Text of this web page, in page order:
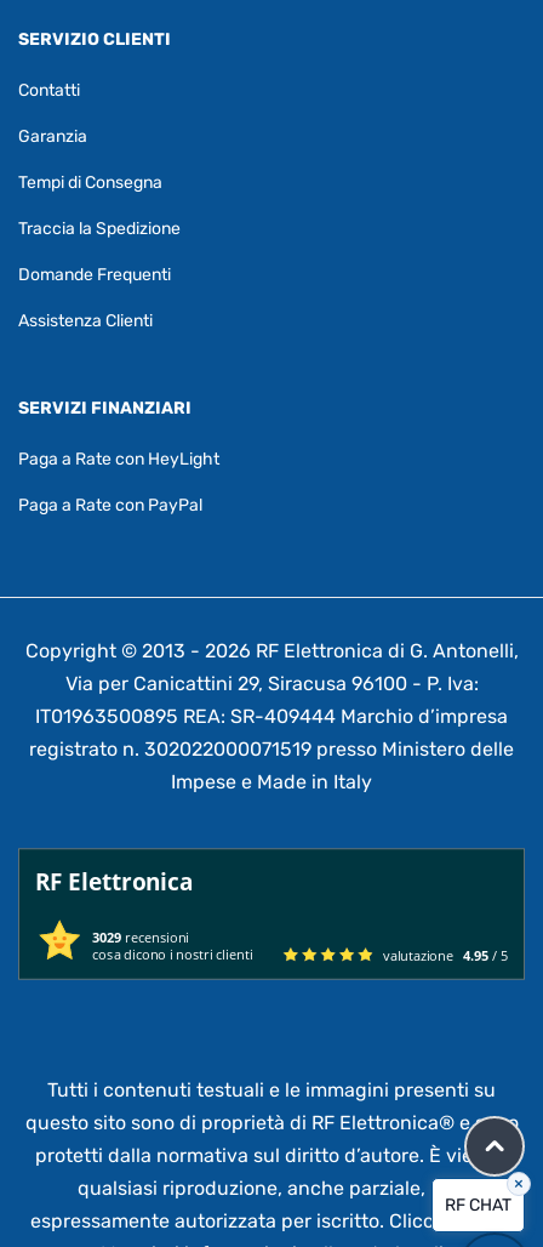
SERVIZIO CLIENTI
Contatti
Garanzia
Tempi di Consegna
Traccia la Spedizione
Domande Frequenti
Assistenza Clienti
SERVIZI FINANZIARI
Paga a Rate con HeyLight
Paga a Rate con PayPal
Copyright © 2013 - 2026 RF Elettronica di G. Antonelli,
Via per Canicattini 29, Siracusa 96100 - P. Iva:
IT01963500895 REA: SR-409444 Marchio d’impresa
registrato n. 302022000071519 presso Ministero delle
Impese e Made in Italy
RF Elettronica
3029 recensioni
cosa dicono i nostri clienti
valutazione 4.95 / 5
Tutti i contenuti testuali e le immagini presenti su
questo sito sono di proprietà di RF Elettronica® e sono
protetti dalla normativa sul diritto d’autore. È vietata
qualsiasi riproduzione, anche parziale, non
espressamente autorizzata per iscritto. Clicca qui per
RF CHAT
×